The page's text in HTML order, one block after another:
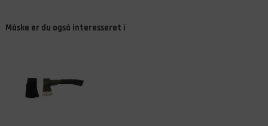
Måske er du også interesseret i